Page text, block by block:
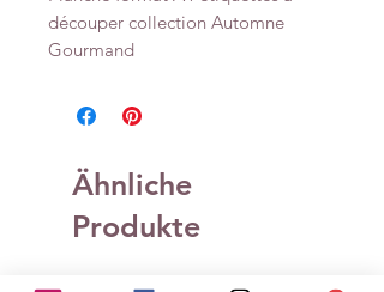
découper collection Automne
Gourmand
Ähnliche
Produkte